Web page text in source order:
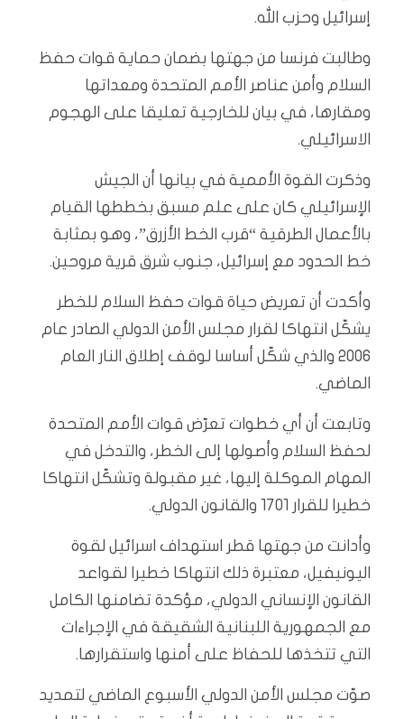
إسرائيل وحزب الله.
وطالبت فرنسا من جهتها بضمان حماية قوات حفظ
السلام وأمن عناصر الأمم المتحدة ومعداتها
ومقارها، في بيان للخارجية تعليقا على الهجوم
الاسرائيلي.
وذكرت القوة الأممية في بيانها أن الجيش
الإسرائيلي كان على علم مسبق بخططها القيام
بالأعمال الطرقية “قرب الخط الأزرق”، وهو بمثابة
خط الحدود مع إسرائيل، جنوب شرق قرية مروحين.
وأكدت أن تعريض حياة قوات حفظ السلام للخطر
يشكّل انتهاكا لقرار مجلس الأمن الدولي الصادر عام
2006 والذي شكّل أساسا لوقف إطلاق النار العام
الماضي.
وتابعت أن أي خطوات تعرّض قوات الأمم المتحدة
لحفظ السلام وأصولها إلى الخطر، والتدخل في
المهام الموكلة إليها، غير مقبولة وتشكّل انتهاكا
خطيرا للقرار 1701 والقانون الدولي.
وأدانت من جهتها قطر استهداف اسرائيل لقوة
اليونيفيل، معتبرة ذلك انتهاكا خطيرا لقواعد
القانون الإنساني الدولي، مؤكدة تضامنها الكامل
مع الجمهورية اللبنانية الشقيقة في الإجراءات
التي تتخذها للحفاظ على أمنها واستقرارها.
صوّت مجلس الأمن الدولي الأسبوع الماضي لتمديد